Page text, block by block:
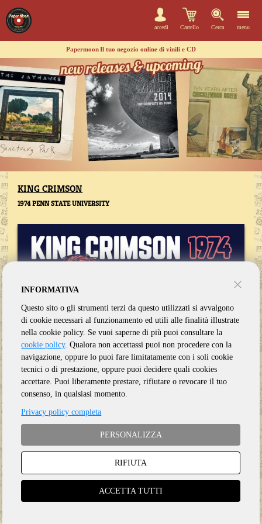
accedi Carrello Cerca menu
PapermoonIl tuo negozio online di vinili e CD
KING CRIMSON
1974 PENN STATE UNIVERSITY
Anno:2026
INFORMATIVA
Questo sito o gli strumenti terzi da questo utilizzati si avvalgono
di cookie necessari al funzionamento ed utili alle finalità illustrate
nella cookie policy. Se vuoi saperne di più puoi consultare la
cookie policy. Qualora non accettassi puoi non procedere con la
navigazione, oppure lo puoi fare limitatamente con i soli cookie
tecnici o di prestazione, oppure puoi decidere quali cookies
accettare. Puoi liberamente prestare, rifiutare o revocare il tuo
consenso, in qualsiasi momento.
Privacy policy completa
PERSONALIZZA
RIFIUTA
ACCETTA TUTTI